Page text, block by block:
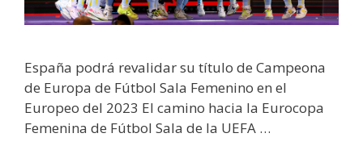
España podrá revalidar su título de Campeona
de Europa de Fútbol Sala Femenino en el
Europeo del 2023 El camino hacia la Eurocopa
Femenina de Fútbol Sala de la UEFA …